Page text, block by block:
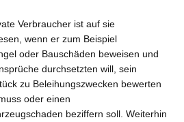
Verbraucher ist auf sie
wenn er zum Beispiel
oder Bauschäden beweisen und
durchsetzten will, sein
zu Beleihungszwecken bewerten
oder einen
beziffern soll. Weiterhin